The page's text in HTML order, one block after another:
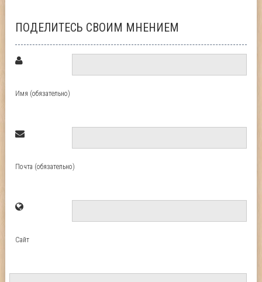
ПОДЕЛИТЕСЬ СВОИМ МНЕНИЕМ
Имя (обязательно)
Почта (обязательно)
Сайт